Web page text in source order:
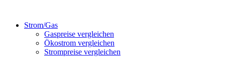
Strom/Gas
Gaspreise vergleichen
Ökostrom vergleichen
Strompreise vergleichen